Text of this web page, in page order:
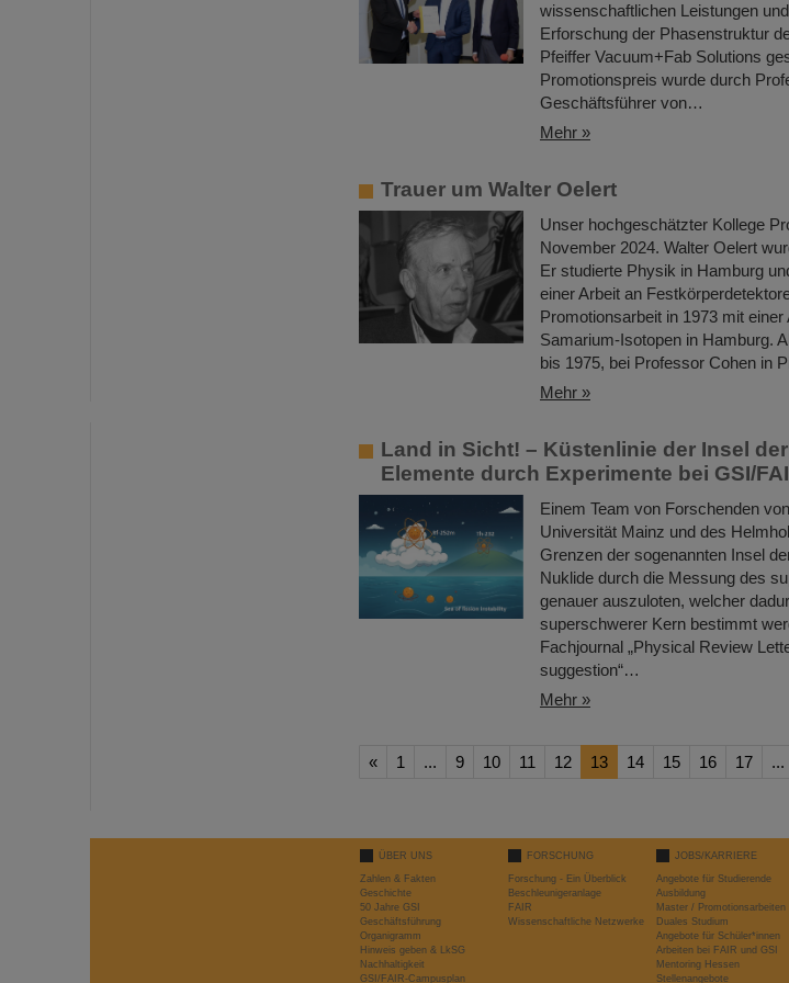
wissenschaftlichen Leistungen
Erforschung der Phasenstruktur
Pfeiffer Vacuum+Fab Solutions
Promotionspreis wurde durch
Geschäftsführer von…
Mehr »
Trauer um Walter Oelert
Unser hochgeschätzter Kollege
November 2024. Walter Oelert
Er studierte Physik in Hamburg
einer Arbeit an
Promotionsarbeit in 1973 mit
Samarium-Isotopen in Hamburg.
bis 1975, bei Professor Cohen in
Mehr »
Land in Sicht! – Küstenlinie der Insel
Elemente durch Experimente bei GSI/
Einem Team von Forschenden
Universität Mainz und des
Grenzen der sogenannten Insel
Nuklide durch die Messung des
genauer auszuloten, welcher
superschwerer Kern bestimmt
Fachjournal „Physical Review
suggestion“…
Mehr »
« 1 ... 9 10 11 12 13 14 15 16 17 ...
ÜBER UNS
Zahlen & Fakten
Geschichte
50 Jahre GSI
Geschäftsführung
Organigramm
Hinweis geben & LkSG
Nachhaltigkeit
GSI/FAIR-Campusplan
FORSCHUNG
Forschung - Ein Überblick
Beschleunigeranlage
FAIR
Wissenschaftliche Netzwerke
JOBS/KARRIERE
Angebote für Studierende
Ausbildung
Master / Promotionsarbeiten
Duales Studium
Angebote für Schüler*innen
Arbeiten bei FAIR und GSI
Mentoring Hessen
Stellenangebote